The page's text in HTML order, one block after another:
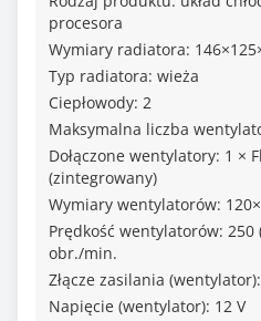
procesora
Wymiary radiatora:
Typ radiatora: wieża
Ciepłowody: 2
Maksymalna liczba
Dołączone wentylatory: 1 ×
(zintegrowany)
Wymiary wentylatorów:
Prędkość wentylatorów: 250
obr./min.
Złącze zasilania
Napięcie (wentylator): 12 V